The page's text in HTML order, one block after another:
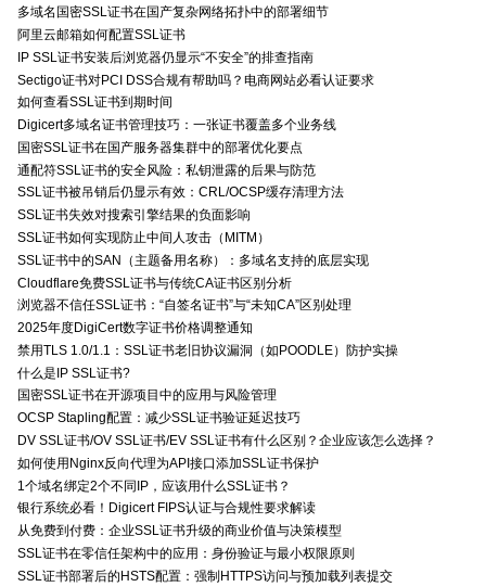
多域名国密SSL证书在国产复杂网络拓扑中的部署细节
阿里云邮箱如何配置SSL证书
IP SSL证书安装后浏览器仍显示“不安全”的排查指南
Sectigo证书对PCI DSS合规有帮助吗？电商网站必看认证要求
如何查看SSL证书到期时间
Digicert多域名证书管理技巧：一张证书覆盖多个业务线
国密SSL证书在国产服务器集群中的部署优化要点
通配符SSL证书的安全风险：私钥泄露的后果与防范
SSL证书被吊销后仍显示有效：CRL/OCSP缓存清理方法
SSL证书失效对搜索引擎结果的负面影响
SSL证书如何实现防止中间人攻击（MITM）
SSL证书中的SAN（主题备用名称）：多域名支持的底层实现
Cloudflare免费SSL证书与传统CA证书区别分析
浏览器不信任SSL证书：“自签名证书”与“未知CA”区别处理
2025年度DigiCert数字证书价格调整通知
禁用TLS 1.0/1.1：SSL证书老旧协议漏洞（如POODLE）防护实操
什么是IP SSL证书?
国密SSL证书在开源项目中的应用与风险管理
OCSP Stapling配置：减少SSL证书验证延迟技巧
DV SSL证书/OV SSL证书/EV SSL证书有什么区别？企业应该怎么选择？
如何使用Nginx反向代理为API接口添加SSL证书保护
1个域名绑定2个不同IP，应该用什么SSL证书？
银行系统必看！Digicert FIPS认证与合规性要求解读
从免费到付费：企业SSL证书升级的商业价值与决策模型
SSL证书在零信任架构中的应用：身份验证与最小权限原则
SSL证书部署后的HSTS配置：强制HTTPS访问与预加载列表提交